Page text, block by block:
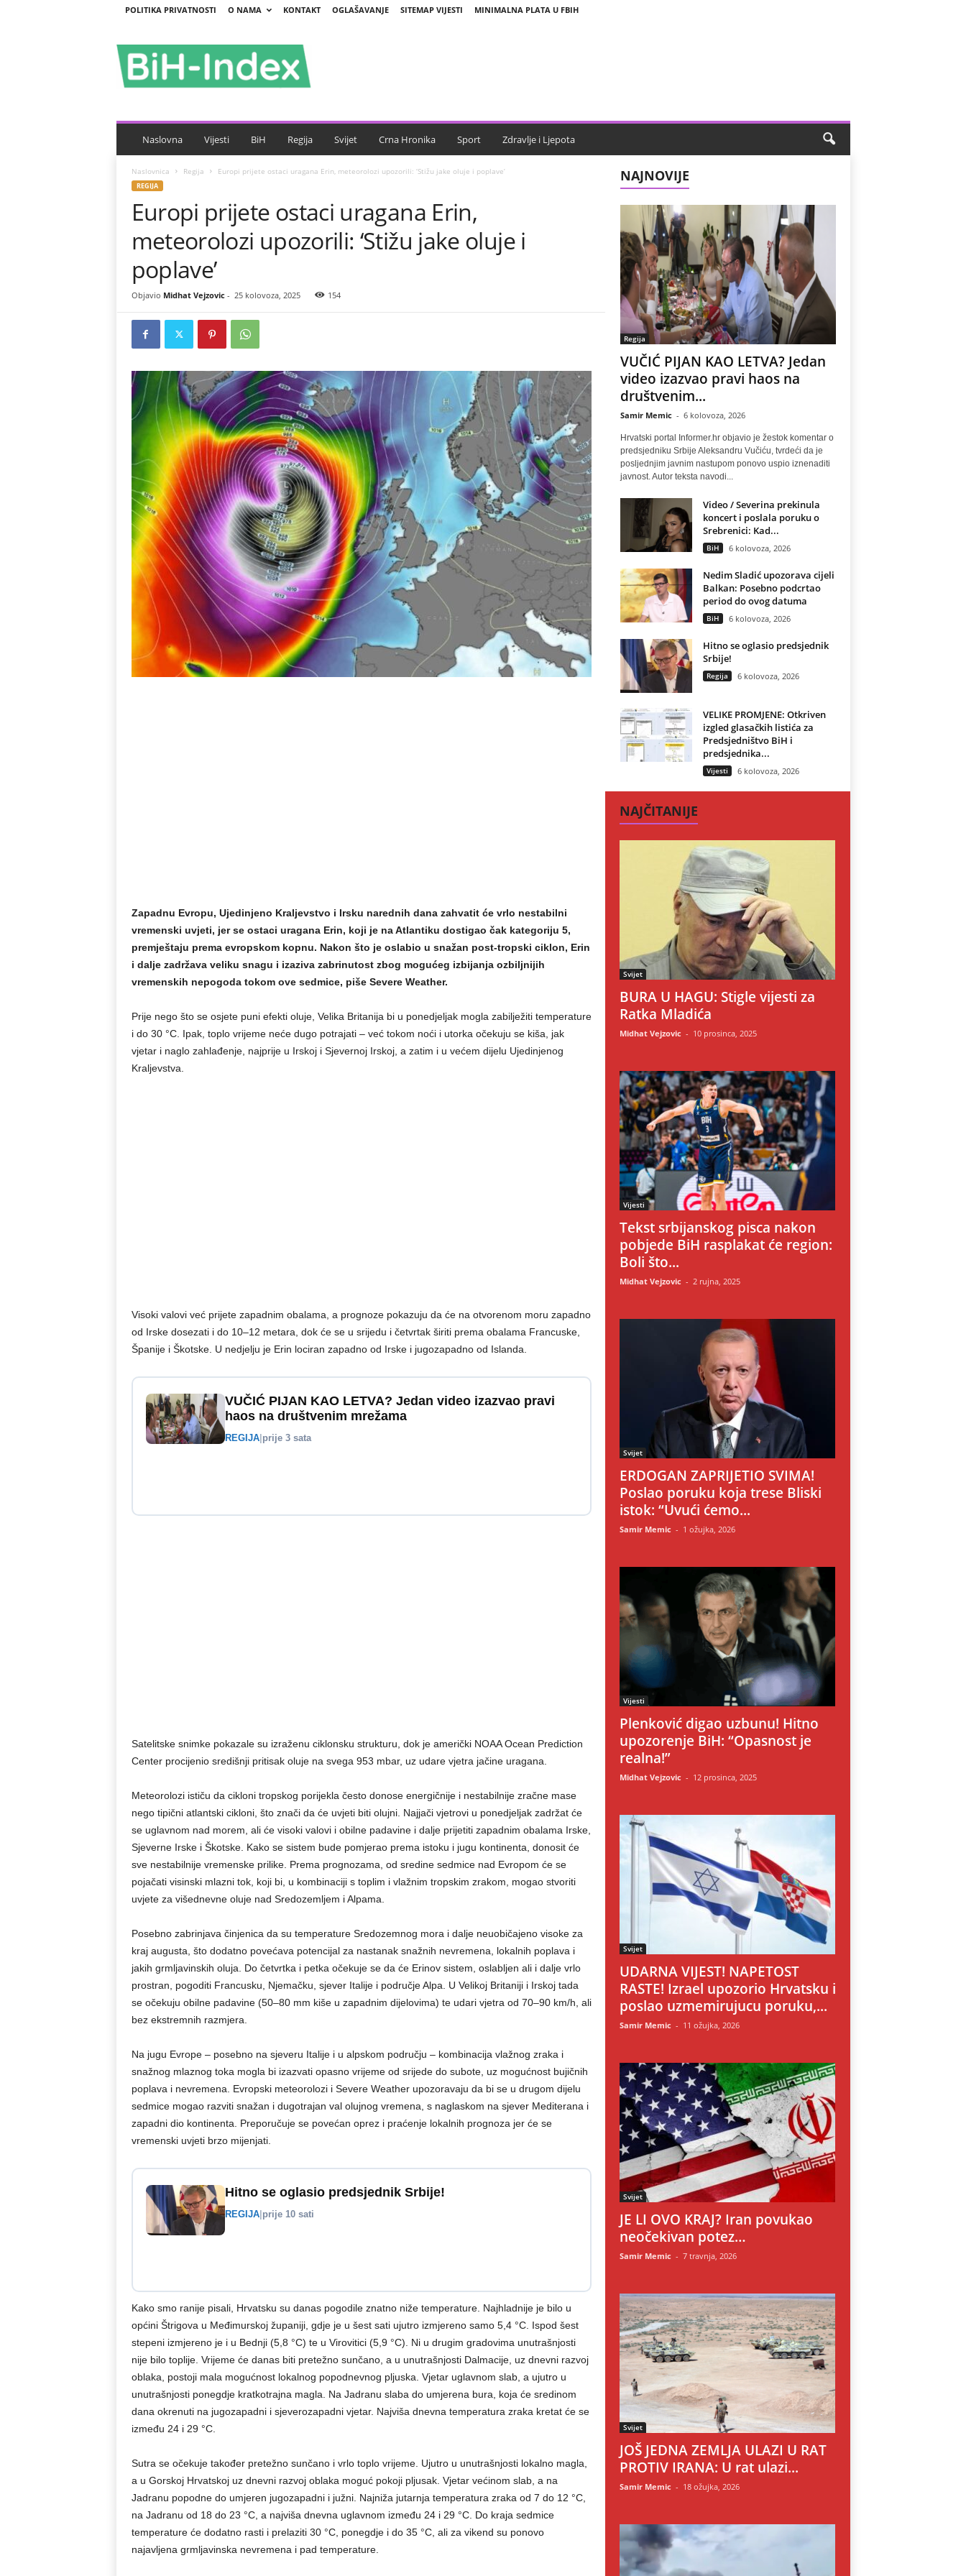
POLITIKA PRIVATNOSTI O NAMA KONTAKT OGLAŠAVANJE SITEMAP VIJESTI MINIMALNA PLATA U FBIH
i
H
d
x
Naslovna Vijesti BiH Regija Svijet Crna Hronika Sport Zdravlje i Ljepota
Naslovnica Regija Europi prijete ostaci uragana Erin, meteorolozi upozorili: ‘Stižu jake oluje i poplave’
REGIJA
Europi prijete ostaci uragana Erin,
meteorolozi upozorili: ‘Stižu jake oluje i
poplave’
Objavio Midhat Vejzovic- 25 kolovoza, 2025 154
Zapadnu Evropu, Ujedinjeno Kraljevstvo i Irsku narednih dana zahvatit će vrlo nestabilni
vremenski uvjeti, jer se ostaci uragana Erin, koji je na Atlantiku dostigao čak kategoriju 5,
premještaju prema evropskom kopnu. Nakon što je oslabio u snažan post-tropski ciklon, Erin
i dalje zadržava veliku snagu i izaziva zabrinutost zbog mogućeg izbijanja ozbiljnijih
vremenskih nepogoda tokom ove sedmice, piše Severe Weather.
Prije nego što se osjete puni efekti oluje, Velika Britanija bi u ponedjeljak mogla zabilježiti temperature
i do 30 °C. Ipak, toplo vrijeme neće dugo potrajati – već tokom noći i utorka očekuju se kiša, jak
vjetar i naglo zahlađenje, najprije u Irskoj i Sjevernoj Irskoj, a zatim i u većem dijelu Ujedinjenog
Kraljevstva.
Visoki valovi već prijete zapadnim obalama, a prognoze pokazuju da će na otvorenom moru zapadno
od Irske dosezati i do 10–12 metara, dok će se u srijedu i četvrtak širiti prema obalama Francuske,
Španije i Škotske. U nedjelju je Erin lociran zapadno od Irske i jugozapadno od Islanda.
VUČIĆ PIJAN KAO LETVA? Jedan video izazvao pravi
haos na društvenim mrežama
REGIJA| prije 3 sata
Satelitske snimke pokazale su izraženu ciklonsku strukturu, dok je američki NOAA Ocean Prediction
Center procijenio središnji pritisak oluje na svega 953 mbar, uz udare vjetra jačine uragana.
Meteorolozi ističu da cikloni tropskog porijekla često donose energičnije i nestabilnije zračne mase
nego tipični atlantski cikloni, što znači da će uvjeti biti olujni. Najjači vjetrovi u ponedjeljak zadržat će
se uglavnom nad morem, ali će visoki valovi i obilne padavine i dalje prijetiti zapadnim obalama Irske,
Sjeverne Irske i Škotske. Kako se sistem bude pomjerao prema istoku i jugu kontinenta, donosit će
sve nestabilnije vremenske prilike. Prema prognozama, od sredine sedmice nad Evropom će se
pojačati visinski mlazni tok, koji bi, u kombinaciji s toplim i vlažnim tropskim zrakom, mogao stvoriti
uvjete za višednevne oluje nad Sredozemljem i Alpama.
Posebno zabrinjava činjenica da su temperature Sredozemnog mora i dalje neuobičajeno visoke za
kraj augusta, što dodatno povećava potencijal za nastanak snažnih nevremena, lokalnih poplava i
jakih grmljavinskih oluja. Do četvrtka i petka očekuje se da će Erinov sistem, oslabljen ali i dalje vrlo
prostran, pogoditi Francusku, Njemačku, sjever Italije i područje Alpa. U Velikoj Britaniji i Irskoj tada
se očekuju obilne padavine (50–80 mm kiše u zapadnim dijelovima) te udari vjetra od 70–90 km/h, ali
bez ekstremnih razmjera.
Na jugu Evrope – posebno na sjeveru Italije i u alpskom području – kombinacija vlažnog zraka i
snažnog mlaznog toka mogla bi izazvati opasno vrijeme od srijede do subote, uz mogućnost bujičnih
poplava i nevremena. Evropski meteorolozi i Severe Weather upozoravaju da bi se u drugom dijelu
sedmice mogao razviti snažan i dugotrajan val olujnog vremena, s naglaskom na sjever Mediterana i
zapadni dio kontinenta. Preporučuje se povećan oprez i praćenje lokalnih prognoza jer će se
vremenski uvjeti brzo mijenjati.
Hitno se oglasio predsjednik Srbije!
REGIJA| prije 10 sati
Kako smo ranije pisali, Hrvatsku su danas pogodile znatno niže temperature. Najhladnije je bilo u
općini Štrigova u Međimurskoj županiji, gdje je u šest sati ujutro izmjereno samo 5,4 °C. Ispod šest
stepeni izmjereno je i u Bednji (5,8 °C) te u Virovitici (5,9 °C). Ni u drugim gradovima unutrašnjosti
nije bilo toplije. Vrijeme će danas biti pretežno sunčano, a u unutrašnjosti Dalmacije, uz dnevni razvoj
oblaka, postoji mala mogućnost lokalnog popodnevnog pljuska. Vjetar uglavnom slab, a ujutro u
unutrašnjosti ponegdje kratkotrajna magla. Na Jadranu slaba do umjerena bura, koja će sredinom
dana okrenuti na jugozapadni i sjeverozapadni vjetar. Najviša dnevna temperatura zraka kretat će se
između 24 i 29 °C.
Sutra se očekuje također pretežno sunčano i vrlo toplo vrijeme. Ujutro u unutrašnjosti lokalno magla,
a u Gorskoj Hrvatskoj uz dnevni razvoj oblaka moguć pokoji pljusak. Vjetar većinom slab, a na
Jadranu popodne do umjeren jugozapadni i južni. Najniža jutarnja temperatura zraka od 7 do 12 °C,
na Jadranu od 18 do 23 °C, a najviša dnevna uglavnom između 24 i 29 °C. Do kraja sedmice
temperature će dodatno rasti i prelaziti 30 °C, ponegdje i do 35 °C, ali za vikend su ponovo
najavljena grmljavinska nevremena i pad temperature.
NAJNOVIJE
Regija
VUČIĆ PIJAN KAO LETVA? Jedan
video izazvao pravi haos na
društvenim...
Samir Memic - 6 kolovoza, 2026
Hrvatski portal Informer.hr objavio je žestok komentar o
predsjedniku Srbije Aleksandru Vučiću, tvrdeći da je
posljednjim javnim nastupom ponovo uspio iznenaditi
javnost. Autor teksta navodi...
Video / Severina prekinula
koncert i poslala poruku o
Srebrenici: Kad...
BiH 6 kolovoza, 2026
Nedim Sladić upozorava cijeli
Balkan: Posebno podcrtao
period do ovog datuma
BiH 6 kolovoza, 2026
Hitno se oglasio predsjednik
Srbije!
Regija 6 kolovoza, 2026
VELIKE PROMJENE: Otkriven
izgled glasačkih listića za
Predsjedništvo BiH i
predsjednika...
Vijesti 6 kolovoza, 2026
NAJČITANIJE
Svijet
BURA U HAGU: Stigle vijesti za
Ratka Mladića
Midhat Vejzovic - 10 prosinca, 2025
Vijesti
Tekst srbijanskog pisca nakon
pobjede BiH rasplakat će region:
Boli što...
Midhat Vejzovic - 2 rujna, 2025
Svijet
ERDOGAN ZAPRIJETIO SVIMA!
Poslao poruku koja trese Bliski
istok: “Uvući ćemo...
Samir Memic - 1 ožujka, 2026
Vijesti
Plenković digao uzbunu! Hitno
upozorenje BiH: “Opasnost je
realna!”
Midhat Vejzovic - 12 prosinca, 2025
Svijet
UDARNA VIJEST! NAPETOST
RASTE! Izrael upozorio Hrvatsku i
poslao uzmemirujucu poruku,...
Samir Memic - 11 ožujka, 2026
Svijet
JE LI OVO KRAJ? Iran povukao
neočekivan potez…
Samir Memic - 7 travnja, 2026
Svijet
JOŠ JEDNA ZEMLJA ULAZI U RAT
PROTIV IRANA: U rat ulazi...
Samir Memic - 18 ožujka, 2026